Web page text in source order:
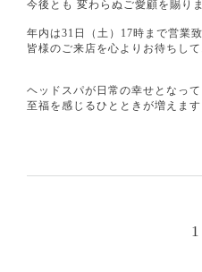
今後とも 変わらぬご愛顧を賜り
年内は31日（土）17時まで営業
皆様のご来店を心よりお待ちし
ヘッドスパが日常の幸せとなって
至福を感じるひとときが増えます
1